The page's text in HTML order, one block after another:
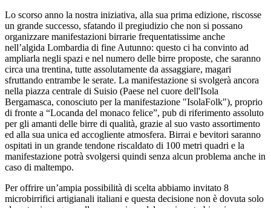
Lo scorso anno la nostra iniziativa, alla sua prima edizione, riscosse
un grande successo, sfatando il pregiudizio che non si possano
organizzare manifestazioni birrarie frequentatissime anche
nell’algida Lombardia di fine Autunno: questo ci ha convinto ad
ampliarla negli spazi e nel numero delle birre proposte, che saranno
circa una trentina, tutte assolutamente da assaggiare, magari
sfruttando entrambe le serate. La manifestazione si svolgerà ancora
nella piazza centrale di Suisio (Paese nel cuore dell'Isola
Bergamasca, conosciuto per la manifestazione "IsolaFolk"), proprio
di fronte a “Locanda del monaco felice”, pub di riferimento assoluto
per gli amanti delle birre di qualità, grazie al suo vasto assortimento
ed alla sua unica ed accogliente atmosfera. Birrai e bevitori saranno
ospitati in un grande tendone riscaldato di 100 metri quadri e la
manifestazione potrà svolgersi quindi senza alcun problema anche in
caso di maltempo.
Per offrire un’ampia possibilità di scelta abbiamo invitato 8
microbirrifici artigianali italiani e questa decisione non è dovuta solo